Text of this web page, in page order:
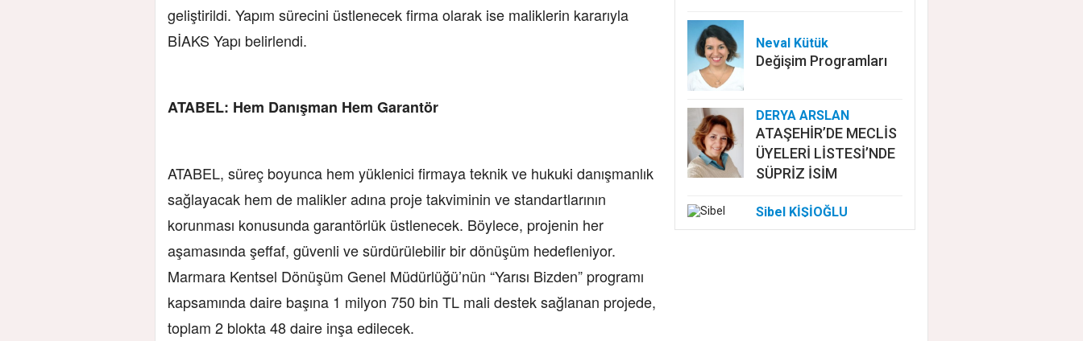
geliştirildi. Yapım sürecini üstlenecek firma olarak ise maliklerin kararıyla
BİAKS Yapı belirlendi.
ATABEL: Hem Danışman Hem Garantör
ATABEL, süreç boyunca hem yüklenici firmaya teknik ve hukuki danışmanlık
sağlayacak hem de malikler adına proje takviminin ve standartlarının
korunması konusunda garantörlük üstlenecek. Böylece, projenin her
aşamasında şeffaf, güvenli ve sürdürülebilir bir dönüşüm hedefleniyor.
Marmara Kentsel Dönüşüm Genel Müdürlüğü’nün “Yarısı Bizden” programı
kapsamında daire başına 1 milyon 750 bin TL mali destek sağlanan projede,
toplam 2 blokta 48 daire inşa edilecek.
Neval Kütük
Değişim Programları
DERYA ARSLAN
ATAŞEHİR’DE MECLİS
ÜYELERİ LİSTESİ’NDE
SÜPRİZ İSİM
Sibel KİŞİOĞLU
EUROVISION'DA